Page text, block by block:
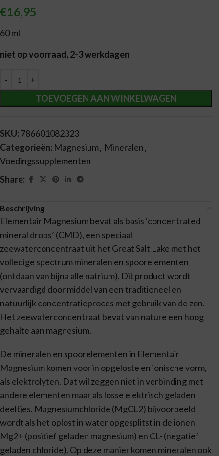
€16,95
60 ml
niet op voorraad, 2-3 werkdagen
TOEVOEGEN AAN WINKELWAGEN
Alternative:
SKU: 786601082323
Categorieën: Magnesium, Mineralen,
Voedingssupplementen
Share:
Beschrijving
Elementair Magnesium bevat als basis ‘concentrated
mineral drops’ (CMD), een speciaal
zeewaterconcentraat uit het Great Salt Lake met het
volledige spectrum mineralen en spoorelementen
(ontdaan van bijna alle natrium). Dit product wordt
vervaardigd door middel van een traditioneel en
natuurlijk concentratieproces met gebruik van de zon.
Het zeewaterconcentraat bevat van nature een hoog
gehalte aan magnesium.
De mineralen en spoorelementen in Elementair
Magnesium komen voor in opgeloste en ionische vorm,
als elektrolyten. Dat wil zeggen niet in verbinding met
andere elementen maar als losse elektrisch geladen
deeltjes. Magnesiumchloride (MgCL2) bijvoorbeeld
wordt als het oplost in water opgesplitst in de ionen
Mg2+ (positief geladen magnesium) en CL- (negatief
geladen chloride). Op deze manier komen mineralen ook